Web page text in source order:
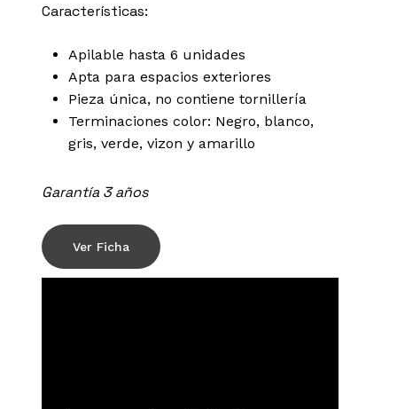
Características:
Apilable hasta 6 unidades
Apta para espacios exteriores
Pieza única, no contiene tornillería
Terminaciones color: Negro, blanco,
gris, verde, vizon y amarillo
Garantía 3 años
Ver Ficha